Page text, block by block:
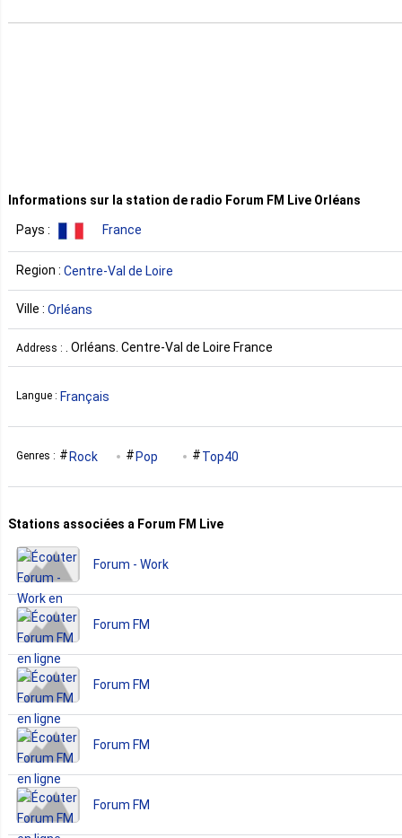
Informations sur la station de radio Forum FM Live Orléans
Pays : France
Region : Centre-Val de Loire
Ville : Orléans
Address : . Orléans. Centre-Val de Loire France
Langue : Français
Genres : Rock Pop Top40
Stations associées a Forum FM Live
Forum - Work
Forum FM
Forum FM
Forum FM
Forum FM